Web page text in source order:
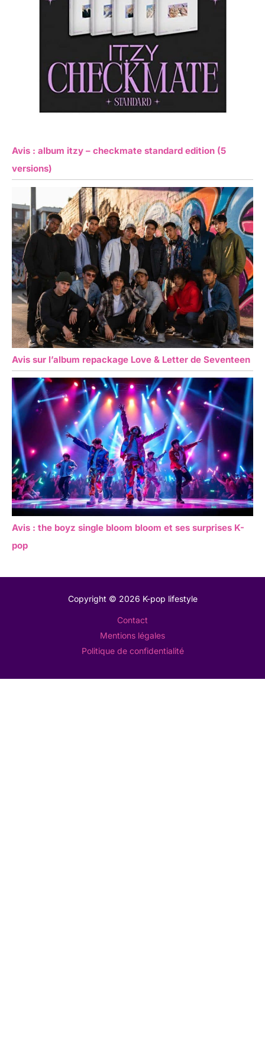
Avis : album itzy – checkmate standard edition (5
versions)
Avis sur l’album repackage Love & Letter de Seventeen
Avis : the boyz single bloom bloom et ses surprises K-
pop
Copyright © 2026 K-pop lifestyle
Contact
Mentions légales
Politique de confidentialité